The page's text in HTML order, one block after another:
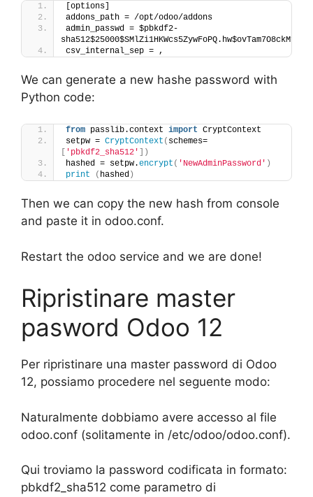
[options]
addons_path = /opt/odoo/addons
admin_passwd = $pbkdf2-
csv_internal_sep = ,
We can generate a new hashe password with
Python code:
from passlib.context import CryptContext
setpw = CryptContext ( schemes=
'pbkdf2_sha512'
])
hashed = setpw.encrypt ( 'NewAdminPassword' )
print
( hashed )
Then we can copy the new hash from console
and paste it in odoo.conf.
Restart the odoo service and we are done!
Ripristinare master
pasword Odoo 12
Per ripristinare una master password di Odoo
12, possiamo procedere nel seguente modo:
Naturalmente dobbiamo avere accesso al file
odoo.conf (solitamente in /etc/odoo/odoo.conf).
Qui troviamo la password codificata in formato:
pbkdf2_sha512 come parametro di